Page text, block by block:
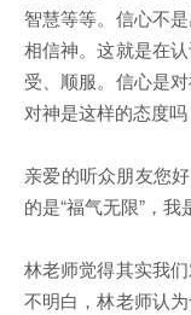
智慧等等。信心不
相信神。这就是在
受、顺服。信心是
对神是这样的态度吗
亲爱的听众朋友您
的是“福气无限”，我
林老师觉得其实我
不明白，林老师认